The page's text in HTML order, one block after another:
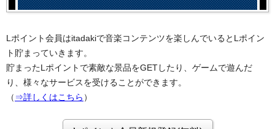
Lポイント会員はitadakiで音楽コンテンツを楽しんでいるとLポイン
ト貯まっていきます。
貯まったLポイントで素敵な景品をGETしたり、ゲームで遊んだ
り、様々なサービスを受けることができます。
（ ⇒詳しくはこちら ）